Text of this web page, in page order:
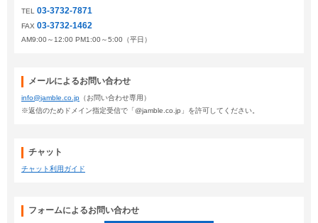
TEL 03-3732-7871
FAX 03-3732-1462
AM9:00～12:00 PM1:00～5:00（平日）
メールによるお問い合わせ
info@jamble.co.jp （お問い合わせ専用）
※返信のためドメイン指定受信で「@jamble.co.jp」を許可してください。
チャット
チャット利用ガイド
フォームによるお問い合わせ